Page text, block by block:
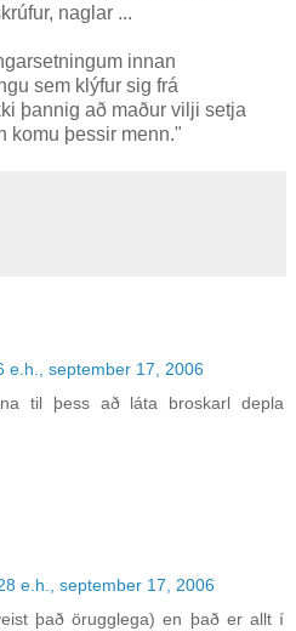
naglar ...
innan
sem klýfur sig frá
þannig að maður vilji setja
komu þessir menn."
e.h., september 17, 2006
til þess að láta broskarl depla
e.h., september 17, 2006
það örugglega) en það er allt í